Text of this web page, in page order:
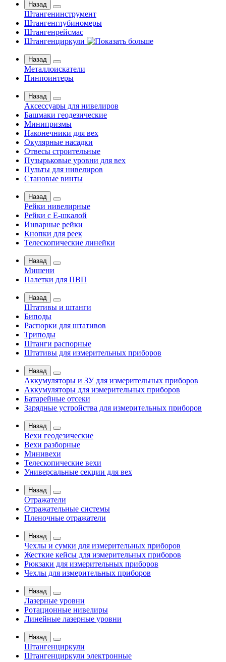
Назад
Штангенинструмент
Штангенглубиномеры
Штангенрейсмас
Штангенциркули
Назад
Металлоискатели
Пинпоинтеры
Назад
Аксессуары для нивелиров
Башмаки геодезические
Минипризмы
Наконечники для вех
Окулярные насадки
Отвесы строительные
Пузырьковые уровни для вех
Пульты для нивелиров
Становые винты
Назад
Рейки нивелирные
Рейки с Е-шкалой
Инварные рейки
Кнопки для реек
Телескопические линейки
Назад
Мишени
Палетки для ПВП
Назад
Штативы и штанги
Биподы
Распорки для штативов
Триподы
Штанги распорные
Штативы для измерительных приборов
Назад
Аккумуляторы и ЗУ для измерительных приборов
Аккумуляторы для измерительных приборов
Батарейные отсеки
Зарядные устройства для измерительных приборов
Назад
Вехи геодезические
Вехи разборные
Минивехи
Телескопические вехи
Универсальные секции для вех
Назад
Отражатели
Отражательные системы
Пленочные отражатели
Назад
Чехлы и сумки для измерительных приборов
Жесткие кейсы для измерительных приборов
Рюкзаки для измерительных приборов
Чехлы для измерительных приборов
Назад
Лазерные уровни
Ротационные нивелиры
Линейные лазерные уровни
Назад
Штангенциркули
Штангенциркули электронные